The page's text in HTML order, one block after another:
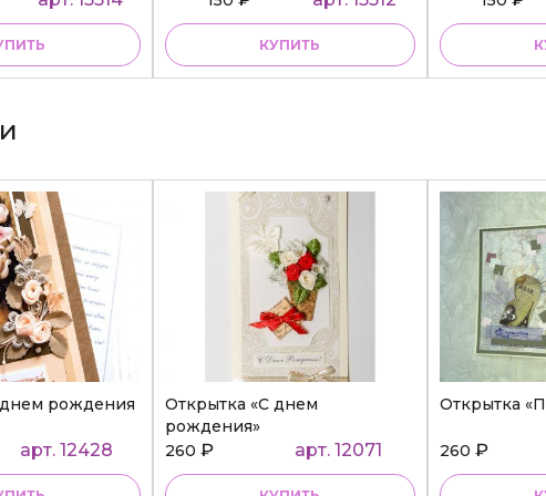
КУПИТЬ
рождения
арт. 12428
Открытка «С днем
рождения»
260 ₽ арт. 12071
Открытка
260 ₽